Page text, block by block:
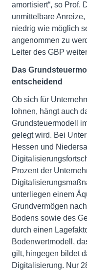
amortisiert“, so Prof.
unmittelbare
niedrig wie möglich
angenommen zu
Leiter des GBP
Das
entscheidend
Ob sich für
lohnen, hängt auch
Grundsteuermodell
gelegt wird. Bei
Hessen und
Prozent der
unterliegen einem
Grundvermögen
Bodens sowie des
durch einen
Bodenwertmodell,
gilt, hingegen bildet
Digitalisierung. Nur